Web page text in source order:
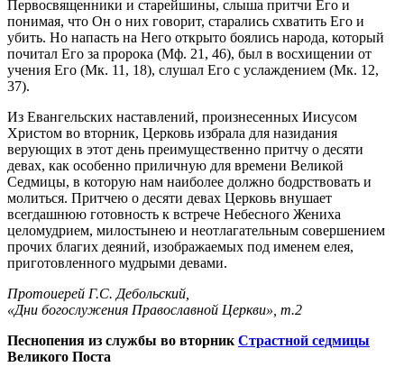
Первосвященники и старейшины, слыша притчи Его и
понимая, что Он о них говорит, старались схватить Его и
убить. Но напасть на Него открыто боялись народа, который
почитал Его за пророка (Мф. 21, 46), был в восхищении от
учения Его (Мк. 11, 18), слушал Его с услаждением (Мк. 12,
37).
Из Евангельских наставлений, произнесенных Иисусом
Христом во вторник, Церковь избрала для назидания
верующих в этот день преимущественно притчу о десяти
девах, как особенно приличную для времени Великой
Седмицы, в которую нам наиболее должно бодрствовать и
молиться. Притчею о десяти девах Церковь внушает
всегдашнюю готовность к встрече Небесного Жениха
целомудрием, милостынею и неотлагательным совершением
прочих благих деяний, изображаемых под именем елея,
приготовленного мудрыми девами.
Протоиерей Г.С. Дебольский,
«Дни богослужения Православной Церкви», т.2
Песнопения из службы во вторник Страстной седмицы
Великого Поста